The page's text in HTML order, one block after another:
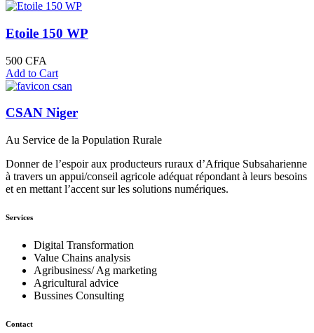
Etoile 150 WP
500 CFA
Add to Cart
CSAN Niger
Au Service de la Population Rurale
Donner de l’espoir aux producteurs ruraux d’Afrique Subsaharienne
à travers un appui/conseil agricole adéquat répondant à leurs besoins
et en mettant l’accent sur les solutions numériques.
Services
Digital Transformation
Value Chains analysis
Agribusiness/ Ag marketing
Agricultural advice
Bussines Consulting
Contact